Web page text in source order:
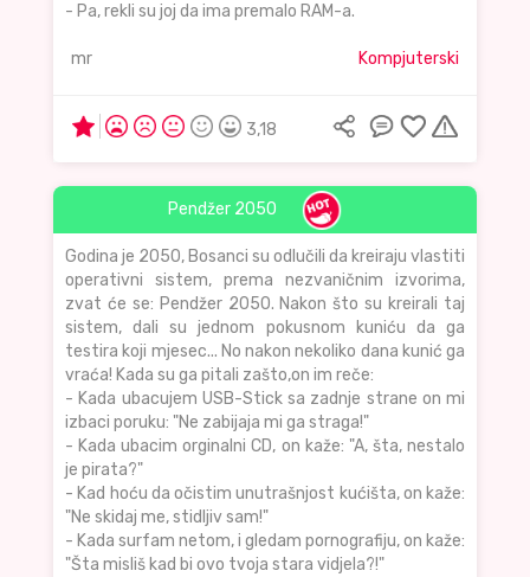
- Pa, rekli su joj da ima premalo RAM-a.
mr Kompjuterski
3,18
Pendžer 2050
Godina je 2050, Bosanci su odlučili da kreiraju vlastiti
operativni sistem, prema nezvaničnim izvorima,
zvat će se: Pendžer 2050. Nakon što su kreirali taj
sistem, dali su jednom pokusnom kuniću da ga
testira koji mjesec... No nakon nekoliko dana kunić ga
vraća! Kada su ga pitali zašto,on im reče:
- Kada ubacujem USB-Stick sa zadnje strane on mi
izbaci poruku: "Ne zabijaja mi ga straga!"
- Kada ubacim orginalni CD, on kaže: "A, šta, nestalo
je pirata?"
- Kad hoću da očistim unutrašnjost kućišta, on kaže:
"Ne skidaj me, stidljiv sam!"
- Kada surfam netom, i gledam pornografiju, on kaže:
"Šta misliš kad bi ovo tvoja stara vidjela?!"